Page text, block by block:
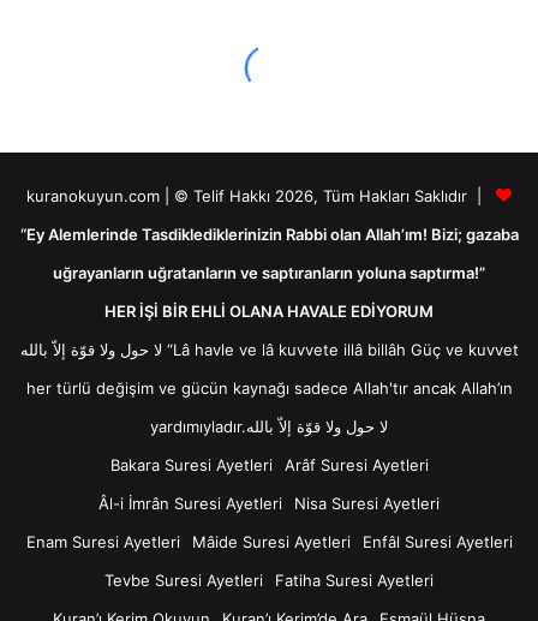
kuranokuyun.com | © Telif Hakkı 2026, Tüm Hakları Saklıdır |
“Ey Alemlerinde Tasdiklediklerinizin Rabbi olan Allah’ım! Bizi; gazaba
uğrayanların uğratanların ve saptıranların yoluna saptırma!”
HER İŞİ BİR EHLİ OLANA HAVALE EDİYORUM
لا حول ولا قوّة إلاّ بالله “Lâ havle ve lâ kuvvete illâ billâh Güç ve kuvvet
her türlü değişim ve gücün kaynağı sadece Allah'tır ancak Allah’ın
yardımıyladır.لا حول ولا قوّة إلاّ بالله
Bakara Suresi Ayetleri
Arâf Suresi Ayetleri
Âl-i İmrân Suresi Ayetleri
Nisa Suresi Ayetleri
Enam Suresi Ayetleri
Mâide Suresi Ayetleri
Enfâl Suresi Ayetleri
Tevbe Suresi Ayetleri
Fatiha Suresi Ayetleri